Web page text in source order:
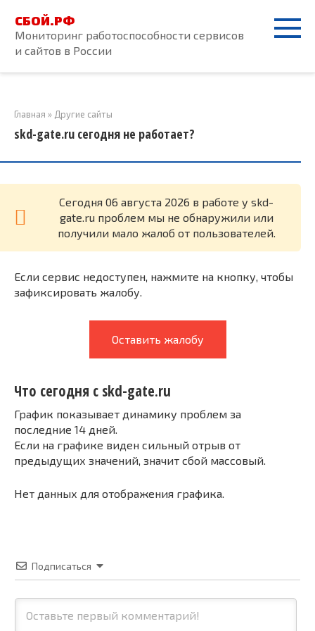
контенту
СБОЙ.РФ
Мониторинг работоспособности сервисов
и сайтов в России
Главная » Другие сайты
skd-gate.ru сегодня не работает?
Cегодня 06 августа 2026 в работе у skd-
gate.ru проблем мы не обнаружили или
получили мало жалоб от пользователей.
Если сервис недоступен, нажмите на кнопку, чтобы
зафиксировать жалобу.
Оставить жалобу
Что сегодня с skd-gate.ru
График показывает динамику проблем за
последние 14 дней.
Если на графике виден сильный отрыв от
предыдущих значений, значит сбой массовый.
Нет данных для отображения графика.
Подписаться